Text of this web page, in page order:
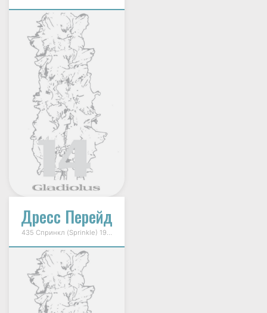
Дресс Перейд
435 Спринкл (Sprinkle) 1986г.